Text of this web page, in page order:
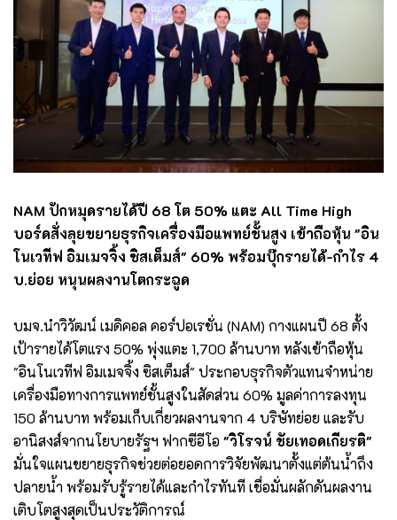
NAM ปักหมุดรายได้ปี 68 โต 50% แตะ All Time High
บอร์ดสั่งลุยขยายธุรกิจเครื่องมือแพทย์ชั้นสูง เข้าถือหุ้น "อิน
โนเวทีฟ อิมเมจจิ้ง ซิสเต็มส์" 60% พร้อมบุ๊กรายได้-กำไร 4
บ.ย่อย หนุนผลงานโตกระฉูด
บมจ.นำวิวัฒน์ เมดิคอล คอร์ปอเรชั่น (NAM) กางแผนปี 68 ตั้ง
เป้ารายได้โตแรง 50% พุ่งแตะ 1,700 ล้านบาท หลังเข้าถือหุ้น
"อินโนเวทีฟ อิมเมจจิ้ง ซิสเต็มส์" ประกอบธุรกิจตัวแทนจำหน่าย
เครื่องมือทางการแพทย์ชั้นสูงในสัดส่วน 60% มูลค่าการลงทุน
150 ล้านบาท พร้อมเก็บเกี่ยวผลงานจาก 4 บริษัทย่อย และรับ
อานิสงส์จากนโยบายรัฐฯ ฟากซีอีโอ"วิโรจน์ ชัยเทอดเกียรติ"
มั่นใจแผนขยายธุรกิจช่วยต่อยอดการวิจัยพัฒนาตั้งแต่ต้นน้ำถึง
ปลายน้ำ พร้อมรับรู้รายได้และกำไรทันที เชื่อมั่นผลักดันผลงาน
เติบโตสูงสุดเป็นประวัติการณ์